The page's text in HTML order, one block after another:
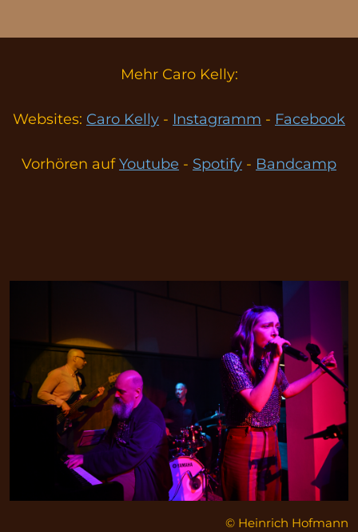
Mehr Caro Kelly:
Websites: Caro Kelly - Instagramm - Facebook
Vorhören aufYoutube - Spotify - Bandcamp
© Heinrich Hofmann